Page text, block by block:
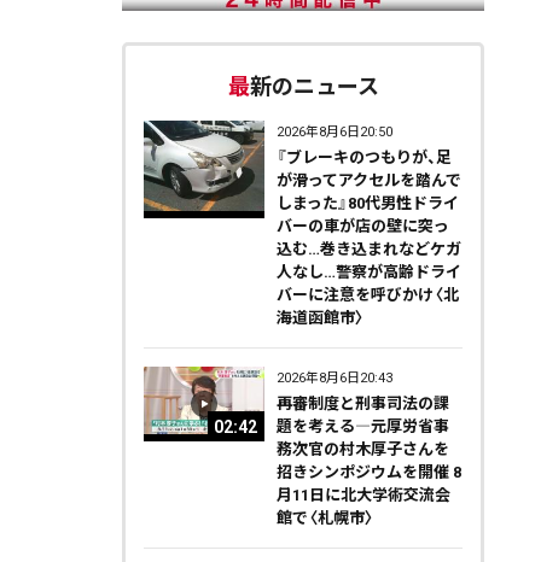
最新のニュース
2026年8月6日20:50
『ブレーキのつもりが、足
が滑ってアクセルを踏んで
しまった』80代男性ドライ
バーの車が店の壁に突っ
込む…巻き込まれなどケガ
人なし…警察が高齢ドライ
バーに注意を呼びかけ〈北
海道函館市〉
02:42
2026年8月6日20:43
再審制度と刑事司法の課
題を考える―元厚労省事
務次官の村木厚子さんを
招きシンポジウムを開催 8
月11日に北大学術交流会
館で〈札幌市〉